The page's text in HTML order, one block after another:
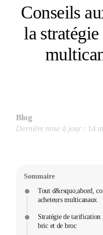
Conseils
la
Blog
Dernière mise à jour : 14
Sommaire
Tout d&rsquo;abord,
acheteurs multicanaux
Stratégie de tarification
bric et de broc